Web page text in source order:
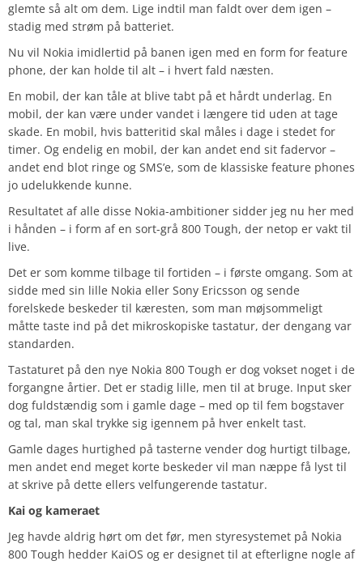
glemte så alt om dem. Lige indtil man faldt over dem igen –
stadig med strøm på batteriet.
Nu vil Nokia imidlertid på banen igen med en form for feature
phone, der kan holde til alt – i hvert fald næsten.
En mobil, der kan tåle at blive tabt på et hårdt underlag. En
mobil, der kan være under vandet i længere tid uden at tage
skade. En mobil, hvis batteritid skal måles i dage i stedet for
timer. Og endelig en mobil, der kan andet end sit fadervor –
andet end blot ringe og SMS’e, som de klassiske feature phones
jo udelukkende kunne.
Resultatet af alle disse Nokia-ambitioner sidder jeg nu her med
i hånden – i form af en sort-grå 800 Tough, der netop er vakt til
live.
Det er som komme tilbage til fortiden – i første omgang. Som at
sidde med sin lille Nokia eller Sony Ericsson og sende
forelskede beskeder til kæresten, som man møjsommeligt
måtte taste ind på det mikroskopiske tastatur, der dengang var
standarden.
Tastaturet på den nye Nokia 800 Tough er dog vokset noget i de
forgangne årtier. Det er stadig lille, men til at bruge. Input sker
dog fuldstændig som i gamle dage – med op til fem bogstaver
og tal, man skal trykke sig igennem på hver enkelt tast.
Gamle dages hurtighed på tasterne vender dog hurtigt tilbage,
men andet end meget korte beskeder vil man næppe få lyst til
at skrive på dette ellers velfungerende tastatur.
Kai og kameraet
Jeg havde aldrig hørt om det før, men styresystemet på Nokia
800 Tough hedder KaiOS og er designet til at efterligne nogle af